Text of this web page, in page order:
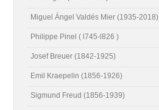
Miguel Ángel Valdés Mier (1935-2018)
Philippe Pinel ( l745-l826 )
Josef Breuer (1842-1925)
Emil Kraepelin (1856-1926)
Sigmund Freud (1856-1939)